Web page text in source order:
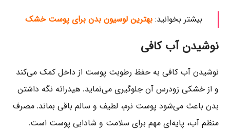
بیشتر بخوانید:بهترین لوسیون بدن برای پوست خشک
نوشیدن آب کافی
نوشیدن آب کافی به حفظ رطوبت پوست از داخل کمک می‌کند
و از خشکی زودرس آن جلوگیری می‌نماید. هیدراته نگه داشتن
بدن باعث می‌شود پوست نرم، لطیف و سالم باقی بماند.مصرف
منظم آب، پایه‌ای مهم برای سلامت و شادابی پوست است.